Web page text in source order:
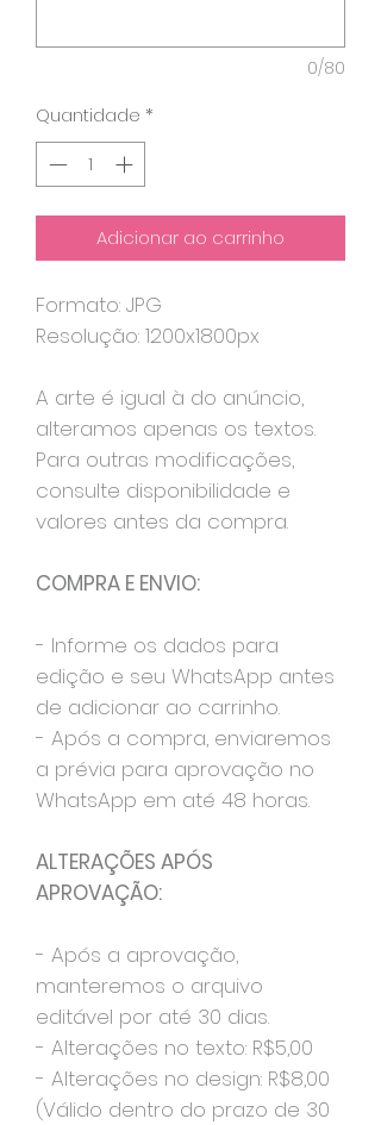
0/80
Quantidade *
Adicionar ao carrinho
Formato: JPG
Resolução: 1200x1800px
A arte é igual à do anúncio,
alteramos apenas os textos.
Para outras modificações,
consulte disponibilidade e
valores antes da compra.
COMPRA E ENVIO:
- Informe os dados para
edição e seu WhatsApp antes
de adicionar ao carrinho.
- Após a compra, enviaremos
a prévia para aprovação no
WhatsApp em até 48 horas.
ALTERAÇÕES APÓS
APROVAÇÃO:
- Após a aprovação,
manteremos o arquivo
editável por até 30 dias.
- Alterações no texto: R$5,00
- Alterações no design: R$8,00
(Válido dentro do prazo de 30